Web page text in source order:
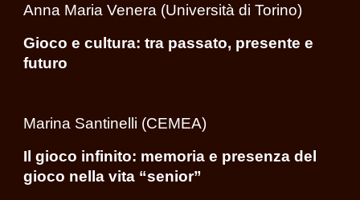
Anna Maria Venera (Università di Torino)
Gioco e cultura: tra passato, presente e
futuro
Marina Santinelli (CEMEA)
Il gioco infinito: memoria e presenza del
gioco nella vita “senior”